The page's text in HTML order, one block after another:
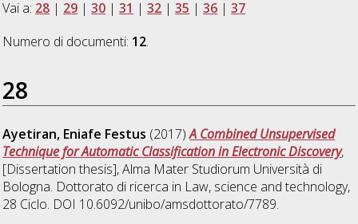
Vai a: 28 | 29 |30 |31 |32 |35 |36 |37
Numero di documenti: 12.
28
Ayetiran, Eniafe Festus (2017)A Combined Unsupervised
Technique for Automatic Classification in Electronic Discovery,
[Dissertation thesis], Alma Mater Studiorum Università di
Bologna. Dottorato di ricerca in Law, science and technology,
28 Ciclo. DOI 10.6092/unibo/amsdottorato/7789.